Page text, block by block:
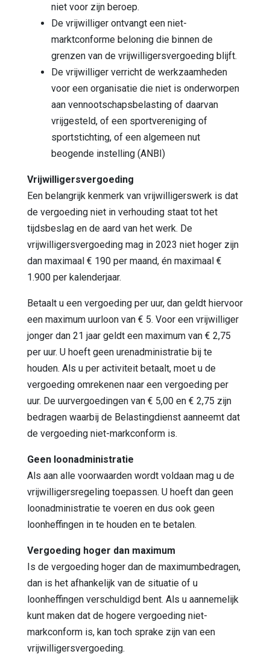
niet voor zijn beroep.
De vrijwilliger ontvangt een niet-
marktconforme beloning die binnen de
grenzen van de vrijwilligersvergoeding blijft.
De vrijwilliger verricht de werkzaamheden
voor een organisatie die niet is onderworpen
aan vennootschapsbelasting of daarvan
vrijgesteld, of een sportvereniging of
sportstichting, of een algemeen nut
beogende instelling (ANBI)
Vrijwilligersvergoeding
Een belangrijk kenmerk van vrijwilligerswerk is dat
de vergoeding niet in verhouding staat tot het
tijdsbeslag en de aard van het werk. De
vrijwilligersvergoeding mag in 2023 niet hoger zijn
dan maximaal € 190 per maand, én maximaal €
1.900 per kalenderjaar.
Betaalt u een vergoeding per uur, dan geldt hiervoor
een maximum uurloon van € 5. Voor een vrijwilliger
jonger dan 21 jaar geldt een maximum van € 2,75
per uur. U hoeft geen urenadministratie bij te
houden. Als u per activiteit betaalt, moet u de
vergoeding omrekenen naar een vergoeding per
uur. De uurvergoedingen van € 5,00 en € 2,75 zijn
bedragen waarbij de Belastingdienst aanneemt dat
de vergoeding niet-markconform is.
Geen loonadministratie
Als aan alle voorwaarden wordt voldaan mag u de
vrijwilligersregeling toepassen. U hoeft dan geen
loonadministratie te voeren en dus ook geen
loonheffingen in te houden en te betalen.
Vergoeding hoger dan maximum
Is de vergoeding hoger dan de maximumbedragen,
dan is het afhankelijk van de situatie of u
loonheffingen verschuldigd bent. Als u aannemelijk
kunt maken dat de hogere vergoeding niet-
markconform is, kan toch sprake zijn van een
vrijwilligersvergoeding.